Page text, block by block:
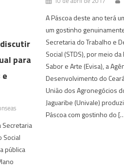
para
Secretaria
Social
pública
A Páscoa deste ano terá
um gostinho
Secretaria do Trabalho e
Social (STDS), por meio
Sabor e Arte (Evisa), a
Desenvolvimento do
União dos Agronegócios
Jaguaribe (Univale)
Páscoa com gostinho do